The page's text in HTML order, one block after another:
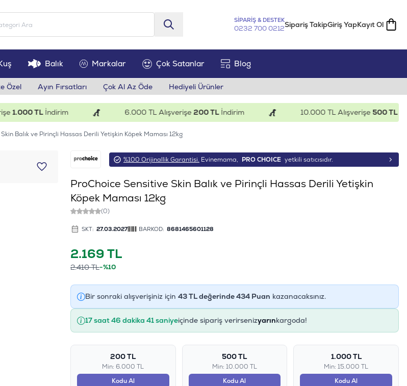
SİPARİŞ & DESTEK
0232 700 0212Sipariş TakipGiriş YapKayıt Ol
Balık Markalar Çok Satanlar Blog
Özel Ayın Fırsatları Çok Al Az Öde Hediyeli Ürünler
TLİndirim 6.000 TL Alışverişe200 TLİndirim 10.000 TL Alışverişe500 TL
Balık ve Pirinçli Hassas Derili Yetişkin Köpek Maması 12kg
%100 Orijinallik Garantisi. Evinemama, PRO CHOICE yetkili satıcısıdır.
ProChoice Sensitive Skin Balık ve Pirinçli Hassas Derili Yetişkin
Köpek Maması 12kg
(0)
SKT: 27.03.2027 BARKOD: 8681465601128
2.169TL
2.410TL-%10
Bir sonraki alışverişiniz için 43TL değerinde434Puan kazanacaksınız.
17 saat 46 dakika 40 saniyeiçinde sipariş verirsenizyarınkargoda!
200 TL
Min: 6.000 TL
Kodu Al
500 TL
Min: 10.000 TL
Kodu Al
1.000 TL
Min: 15.000 TL
Kodu Al